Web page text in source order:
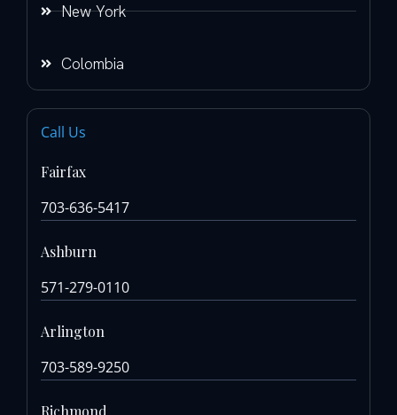
New York
Colombia
Call Us
Fairfax
703-636-5417
Ashburn
571-279-0110
Arlington
703-589-9250
Richmond